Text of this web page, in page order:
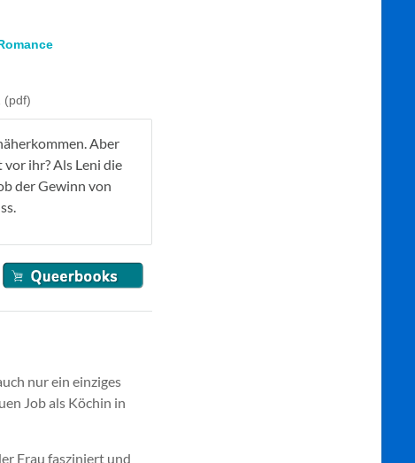
(pdf)
Aber
ihr? Als Leni die
der Gewinn von
nur ein einziges
Job als Köchin in
Frau fasziniert und